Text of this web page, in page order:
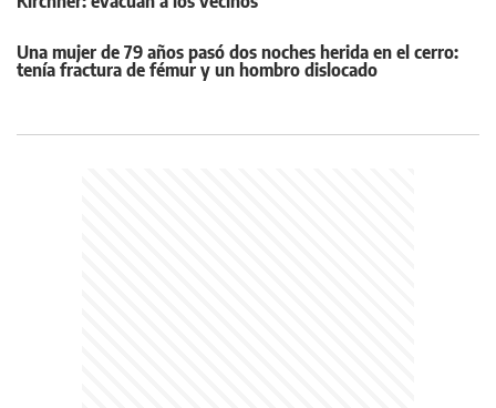
Una mujer de 79 años pasó dos noches herida en el cerro:
tenía fractura de fémur y un hombro dislocado